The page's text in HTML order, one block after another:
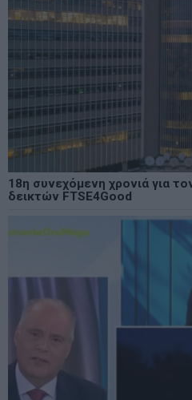
18η συνεχόμενη χρονιά για
δεικτών FTSE4Good